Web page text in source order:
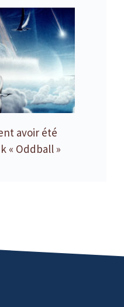
avoir été
« Oddball »